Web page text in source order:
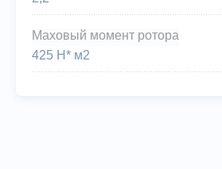
Маховый момент ротора
425 Н* м2